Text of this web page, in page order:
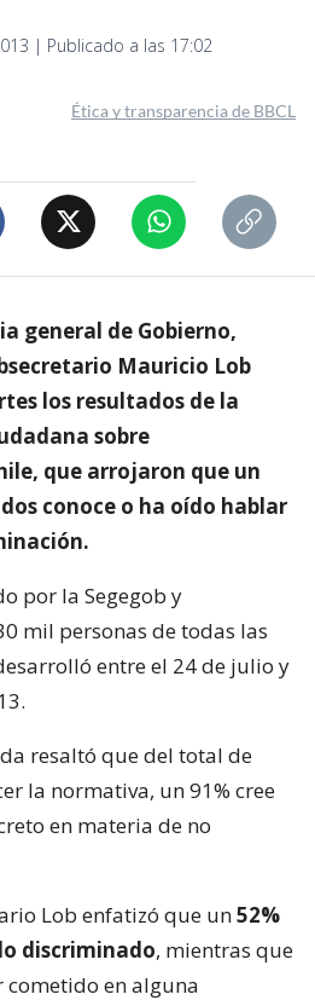
| Publicado a las 17:02
Ética y transparencia de BBCL
general de Gobierno,
Mauricio Lob
los resultados de la
sobre
que arrojaron que un
conoce o ha oído hablar
por la Segegob y
mil personas de todas las
entre el 24 de julio y
resaltó que del total de
la normativa, un 91% cree
en materia de no
Lob enfatizó que un52%
discriminado, mientras que
cometido en alguna